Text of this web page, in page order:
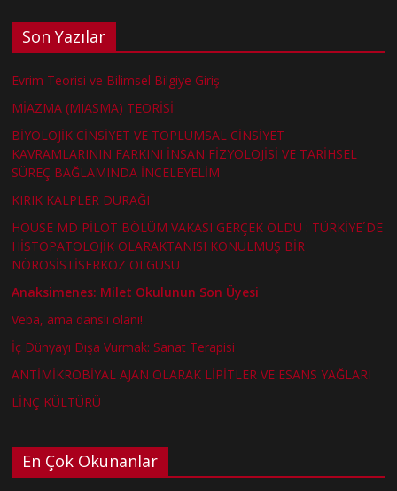
Son Yazılar
Evrim Teorisi ve Bilimsel Bilgiye Giriş
MİAZMA (MIASMA) TEORİSİ
BİYOLOJİK CİNSİYET VE TOPLUMSAL CİNSİYET
KAVRAMLARININ FARKINI İNSAN FİZYOLOJİSİ VE TARİHSEL
SÜREÇ BAĞLAMINDA İNCELEYELİM
KIRIK KALPLER DURAĞI
HOUSE MD PİLOT BÖLÜM VAKASI GERÇEK OLDU : TÜRKİYE´DE
HİSTOPATOLOJİK OLARAKTANISI KONULMUŞ BİR
NÖROSİSTİSERKOZ OLGUSU
Anaksimenes: Milet Okulunun Son Üyesi
Veba, ama danslı olanı!
İç Dünyayı Dışa Vurmak: Sanat Terapisi
ANTİMİKROBİYAL AJAN OLARAK LİPİTLER VE ESANS YAĞLARI
LİNÇ KÜLTÜRÜ
En Çok Okunanlar